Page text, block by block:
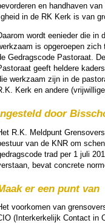
en handhaven
in de RK Kerk is van
wordt eenie­der die in
is opge­roe­pen zich
Gedrags­co­de Pas­to­raat.
geeft hel­dere
werk­zaam zijn in de
Kerk en andere
door
R.K. Meld­punt
van de KNR om
trad per 1 juli
bevat concrete
er een punt van
voor­ko­men van
(Inter­ker­ke­lijk Contact in